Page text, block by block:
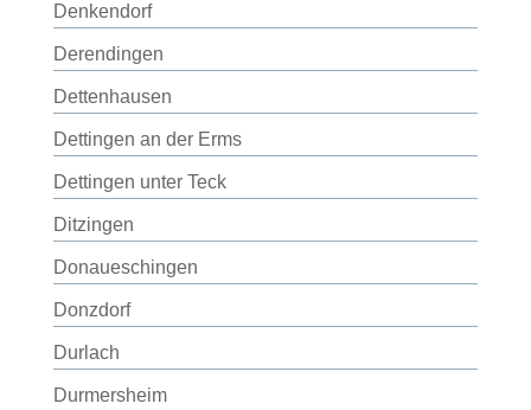
Denkendorf
Derendingen
Dettenhausen
Dettingen an der Erms
Dettingen unter Teck
Ditzingen
Donaueschingen
Donzdorf
Durlach
Durmersheim